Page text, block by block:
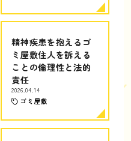
精神疾患を抱えるゴ
ミ屋敷住人を訴える
ことの倫理性と法的
責任
2026.04.14
ゴミ屋敷